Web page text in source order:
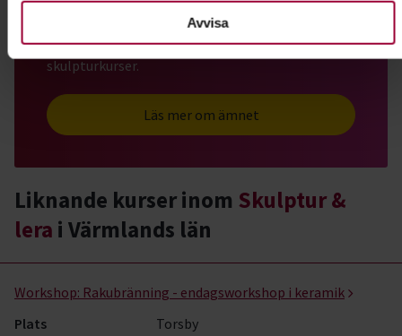
Avvisa
Vill du lära dig mer om skulptur, lera och drejning?
Hos Studiefrämjandet arrangerar vi olika
skulpturkurser.
Läs mer om ämnet
Liknande kurser inom Skulptur &
lera i Värmlands län
Workshop: Rakubränning - endagsworkshop i keramik
Plats
Torsby